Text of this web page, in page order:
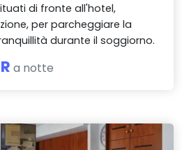
di fronte all'hotel,
per parcheggiare la
durante il soggiorno.
a notte